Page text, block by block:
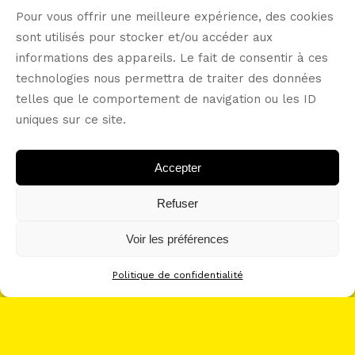
Pour vous offrir une meilleure expérience, des cookies
sont utilisés pour stocker et/ou accéder aux
informations des appareils. Le fait de consentir à ces
technologies nous permettra de traiter des données
telles que le comportement de navigation ou les ID
uniques sur ce site.
Accepter
Refuser
Voir les préférences
Politique de confidentialité
POLITIQUE DE CONFIDENTIALITÉ